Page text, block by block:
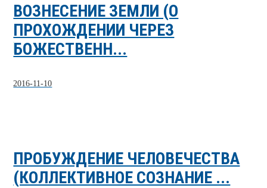
ВОЗНЕСЕНИЕ ЗЕМЛИ (О
ПРОХОЖДЕНИИ ЧЕРЕЗ
БОЖЕСТВЕНН...
2016-11-10
ПРОБУЖДЕНИЕ ЧЕЛОВЕЧЕСТВА
(КОЛЛЕКТИВНОЕ СОЗНАНИЕ ...